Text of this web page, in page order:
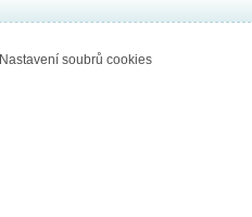
Nastavení soubrů cookies